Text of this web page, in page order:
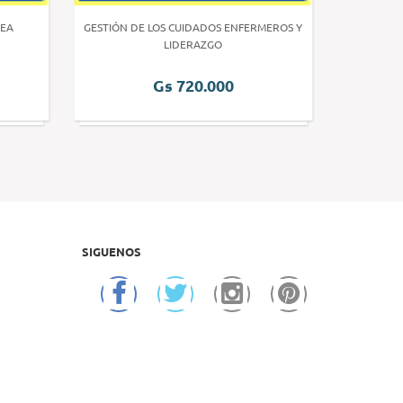
GESTIÓN DE LOS CUIDADOS ENFERMEROS Y
LIDERAZGO
Gs 720.000
SIGUENOS